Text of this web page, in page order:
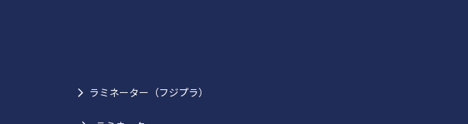
ラミネーター（フジプラ）